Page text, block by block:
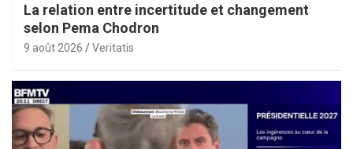
La relation entre incertitude et changement
selon Pema Chodron
9 août 2026 Veritatis